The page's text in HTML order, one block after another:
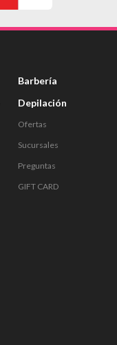
Barbería
Depilación
Ofertas
Sucursales
Preguntas
GIFT CARD